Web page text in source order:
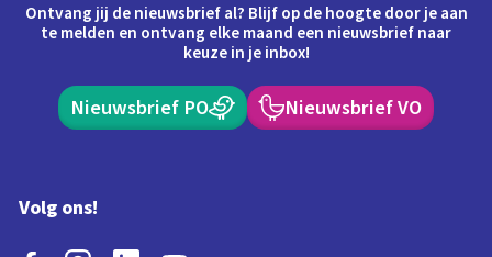
Ontvang jij de nieuwsbrief al? Blijf op de hoogte door je aan
te melden en ontvang elke maand een nieuwsbrief naar
keuze in je inbox!
Nieuwsbrief PO Nieuwsbrief VO
Volg ons!